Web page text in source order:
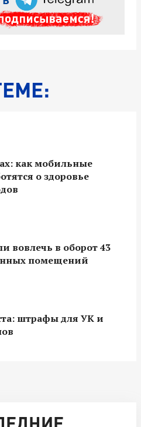
как мобильные
о здоровье
вовлечь в оборот 43
помещений
штрафы для УК и